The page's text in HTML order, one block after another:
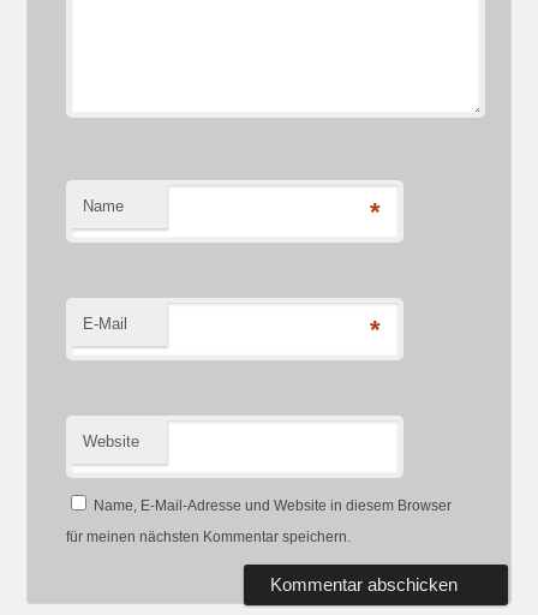
Name *
E-Mail *
Website
Name, E-Mail-Adresse und Website in diesem Browser
für meinen nächsten Kommentar speichern.